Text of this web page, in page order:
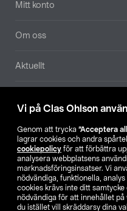
Vi på Clas Ohlson
Genom att trycka ”Acceptera
lagrar cookies och andra
cookiepolicy för att förbättra
analysera webbplatsens
marknadsföringsinsatser. Vi
nödvändiga, funktionella,
cookies krävs inte ditt
nödvändiga för att innehållet
du istället vill skräddarsy dina
Mitt konto
Om oss
Aktuellt
SE